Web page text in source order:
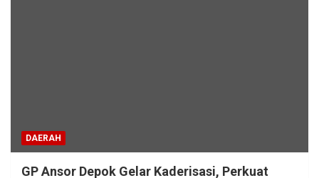
DAERAH
GP Ansor Depok Gelar Kaderisasi, Perkuat